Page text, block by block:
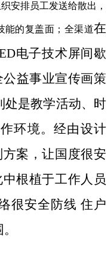
安排员工发送给散出，
能的复盖面；全渠道在
电子技术屏间歇
益事业宣传画策
处是教学活动、时
环境。经由设计
案，让国度很安
根植于工作人员
很安全防线 住户